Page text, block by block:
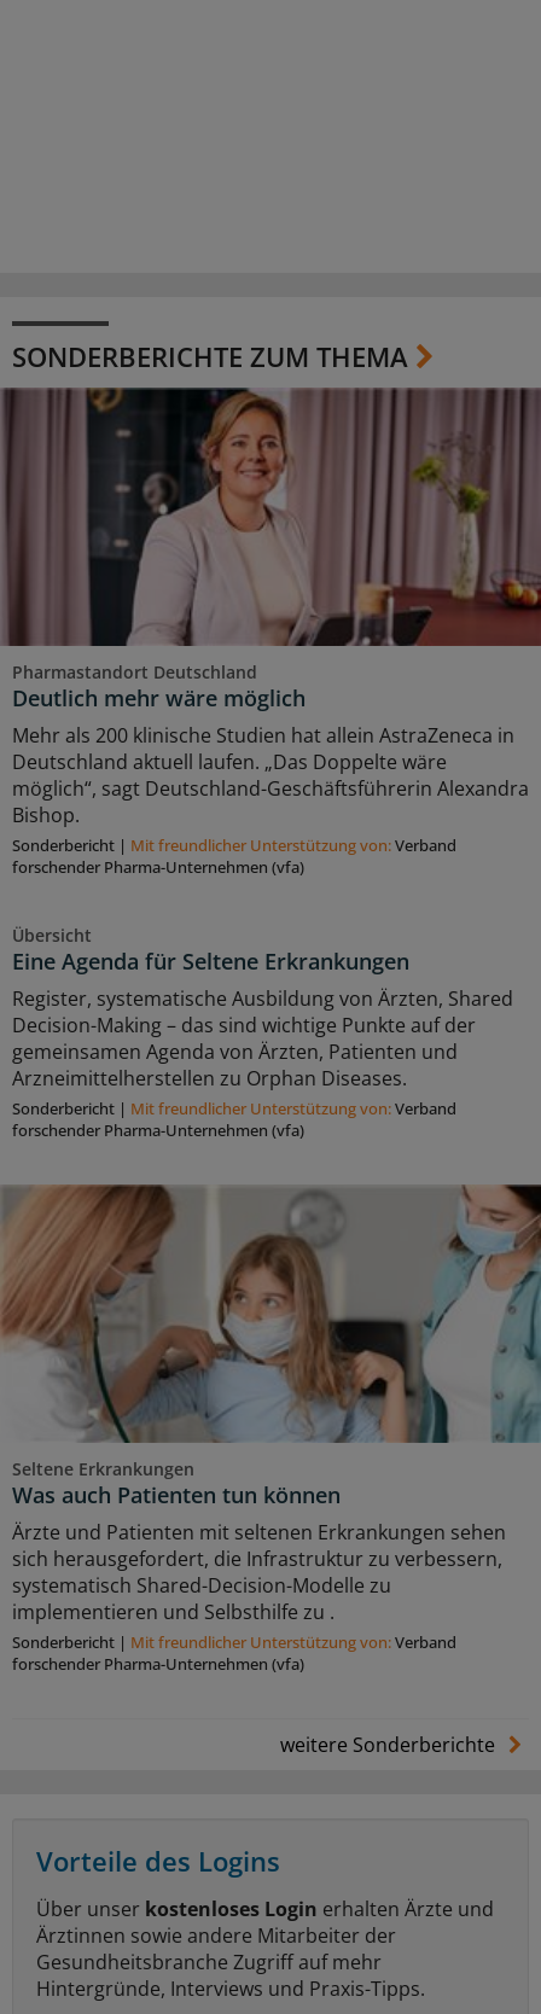
SONDERBERICHTE ZUM THEMA
Pharmastandort Deutschland
Deutlich mehr wäre möglich
Mehr als 200 klinische Studien hat allein AstraZeneca in
Deutschland aktuell laufen. „Das Doppelte wäre
möglich“, sagt Deutschland-Geschäftsführerin Alexandra
Bishop.
Sonderbericht | Mit freundlicher Unterstützung von:Verband
forschender Pharma-Unternehmen (vfa)
Übersicht
Eine Agenda für Seltene Erkrankungen
Register, systematische Ausbildung von Ärzten, Shared
Decision-Making – das sind wichtige Punkte auf der
gemeinsamen Agenda von Ärzten, Patienten und
Arzneimittelherstellen zu Orphan Diseases.
Sonderbericht | Mit freundlicher Unterstützung von:Verband
forschender Pharma-Unternehmen (vfa)
Seltene Erkrankungen
Was auch Patienten tun können
Ärzte und Patienten mit seltenen Erkrankungen sehen
sich herausgefordert, die Infrastruktur zu verbessern,
systematisch Shared-Decision-Modelle zu
implementieren und Selbsthilfe zu .
Sonderbericht | Mit freundlicher Unterstützung von:Verband
forschender Pharma-Unternehmen (vfa)
weitere Sonderberichte
Vorteile des Logins
Über unser kostenloses Login erhalten Ärzte und
Ärztinnen sowie andere Mitarbeiter der
Gesundheitsbranche Zugriff auf mehr
Hintergründe, Interviews und Praxis-Tipps.